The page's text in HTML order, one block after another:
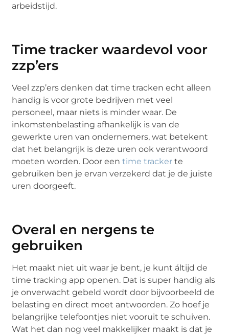
arbeidstijd.
Time tracker waardevol voor
zzp’ers
Veel zzp’ers denken dat time tracken echt alleen
handig is voor grote bedrijven met veel
personeel, maar niets is minder waar. De
inkomstenbelasting afhankelijk is van de
gewerkte uren van ondernemers, wat betekent
dat het belangrijk is deze uren ook verantwoord
moeten worden. Door eentime tracker te
gebruiken ben je ervan verzekerd dat je de juiste
uren doorgeeft.
Overal en nergens te
gebruiken
Het maakt niet uit waar je bent, je kunt áltijd de
time tracking app openen. Dat is super handig als
je onverwacht gebeld wordt door bijvoorbeeld de
belasting en direct moet antwoorden. Zo hoef je
belangrijke telefoontjes niet vooruit te schuiven.
Wat het dan nog veel makkelijker maakt is dat je